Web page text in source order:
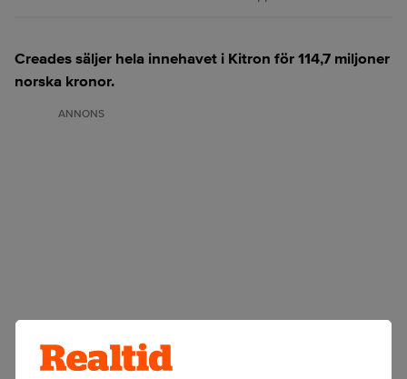
Creades säljer hela innehavet i Kitron för 114,7 miljoner
norska kronor.
ANNONS